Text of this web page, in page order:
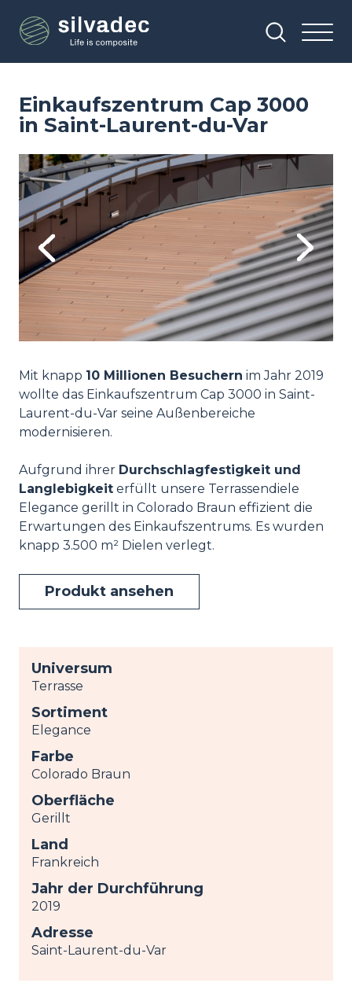
zum
Inhalt
Einkaufszentrum Cap 3000
in Saint-Laurent-du-Var
Previous
Image
Next
Mit knapp 10 Millionen Besuchern im Jahr 2019
wollte das Einkaufszentrum Cap 3000 in Saint-
Laurent-du-Var seine Außenbereiche
modernisieren.
Aufgrund ihrer Durchschlagfestigkeit und
Langlebigkeit erfüllt unsere Terrassendiele
Elegance gerillt in Colorado Braun effizient die
Erwartungen des Einkaufszentrums. Es wurden
knapp 3.500 m² Dielen verlegt.
Produkt ansehen
Universum
Terrasse
Sortiment
Elegance
Farbe
Colorado Braun
Oberfläche
Gerillt
Land
Frankreich
Jahr der Durchführung
2019
Adresse
Saint-Laurent-du-Var